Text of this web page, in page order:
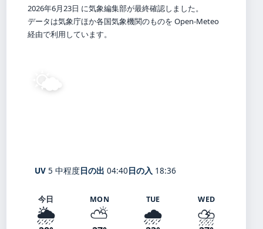
2026年6月23日 に気象編集部が最終確認しました。
データは気象庁ほか各国気象機関のものを Open-Meteo
経由で利用しています。
🌤️
UV 5 中程度日の出 04:40日の入 18:36
今日
🌦️
MON
⛅
TUE
🌧️
WED
⛈️